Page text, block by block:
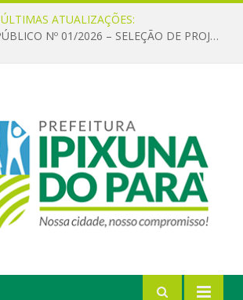
ÚLTIMAS ATUALIZAÇÕES:
CHAMAMENTO PÚBLICO Nº 01/2026 – SELEÇÃO DE PROJETOS PARA FIRMAR TERMO DE EXECUÇÃO CULTURAL COM RECURSOS DA POLÍTICA NACIONAL ALDIR BLANC DE FOMENTO À CULTURA – PNAB (LEI Nº 14.399/2022)